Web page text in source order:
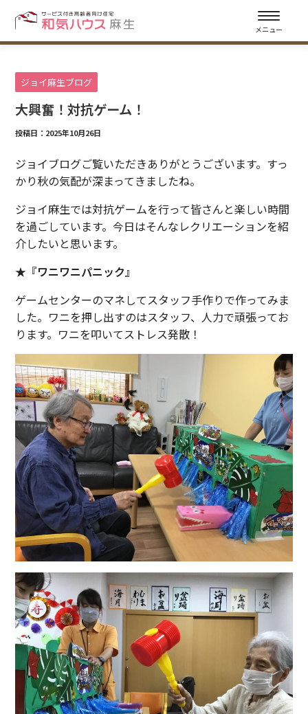
メニュー
ジョイ麻生ブログ
大興奮！対抗ゲーム！
投稿日：2025年10月26日
ジョイブログご覧いただきありがとうございます。すっ
かり秋の気配が深まってきましたね。
ジョイ麻生では対抗ゲームを行って皆さんと楽しい時間
を過ごしています。今日はそんなレクリエーションを紹
介したいと思います。
★『ワニワニパニック』
ゲームセンターのマネしてスタッフ手作りで作ってみま
した。ワニを押し出すのはスタッフ、人力で頑張ってお
ります。ワニを叩いてストレス発散！